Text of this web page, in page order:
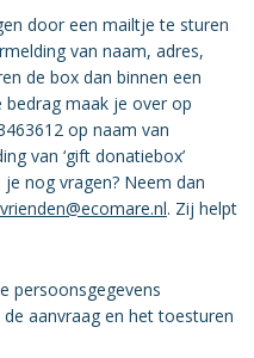
door een mailtje te sturen
van naam, adres,
de box dan binnen een
maak je over op
op naam van
van ‘gift donatiebox’
nog vragen? Neem dan
vrienden@ecomare.nl. Zij helpt
persoonsgegevens
aanvraag en het toesturen